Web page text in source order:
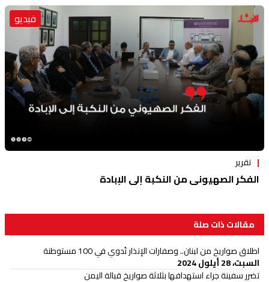
فيديو
تقرير
الفكر الصهيوني من النكبة إلى الإبادة
مقالات ذات صلة
اطلاق صواريخ من لبنان.. وصفارات الإنذار تُدوي في 100 مستوطنة
السبت، 28 أيلول 2024
تضرر سفينة جراء استهدافها بثلاثة صواريخ قبالة اليمن